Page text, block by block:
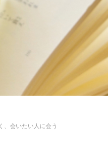
、会いたい人に会う